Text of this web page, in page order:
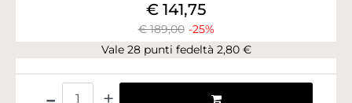
€ 189,00 -25%
€ 141,75
Vale 28 punti fedeltà 2,80 €